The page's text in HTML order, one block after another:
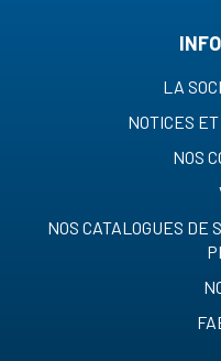
LA
NOTICES
NOS
NOS CATALOGUES DE